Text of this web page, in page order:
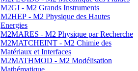
M2GI - M2 Grands Instruments
M2HEP - M2 Physique des Hautes
Energies
M2MARES - M2 Physique par Recherche
M2MATCHEINT - M2 Chimie des
Matériaux et Interfaces
M2MATHMOD - M2 Modélisation
Mathématique